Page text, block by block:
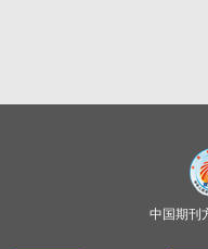
中国期刊